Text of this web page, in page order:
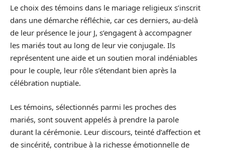
Le choix des témoins dans le mariage religieux s’inscrit
dans une démarche réfléchie, car ces derniers, au-delà
de leur présence le jour J, s’engagent à accompagner
les mariés tout au long de leur vie conjugale. Ils
représentent une aide et un soutien moral indéniables
pour le couple, leur rôle s’étendant bien après la
célébration nuptiale.
Les témoins, sélectionnés parmi les proches des
mariés, sont souvent appelés à prendre la parole
durant la cérémonie. Leur discours, teinté d’affection et
de sincérité, contribue à la richesse émotionnelle de